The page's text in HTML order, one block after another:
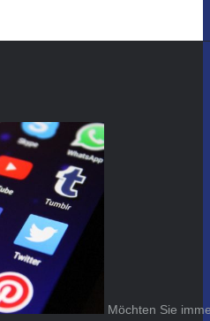
Möchten Sie